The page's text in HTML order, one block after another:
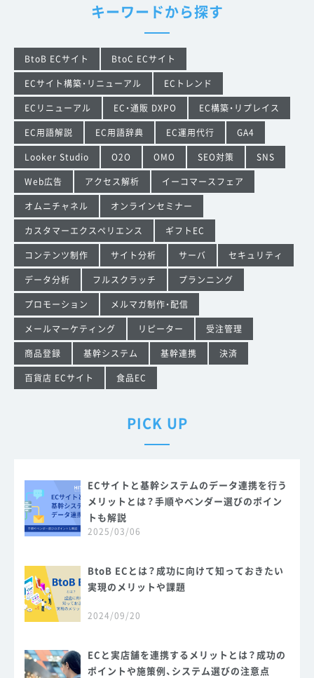
キーワードから探す
BtoB ECサイト
BtoC ECサイト
ECサイト構築・リニューアル
ECトレンド
ECリニューアル
EC・通販 DXPO
EC構築・リプレイス
EC用語解説
EC用語辞典 EC運用代行
GA4
Looker Studio
O2O OMO SEO対策
SNS
Web広告
アクセス解析
イーコマースフェア
オムニチャネル
オンラインセミナー
カスタマーエクスペリエンス
ギフトEC
コンテンツ制作
サイト分析 サーバ
セキュリティ
データ分析
フルスクラッチ
プランニング
プロモーション
メルマガ制作・配信
メールマーケティング
リピーター
受注管理
商品登録
基幹システム 基幹連携
決済
百貨店 ECサイト
食品EC
PICK UP
ECサイトと基幹システムのデータ連携を行う
メリットとは？手順やベンダー選びのポイン
トも解説
2025/03/06
BtoB ECとは？成功に向けて知っておきたい
実現のメリットや課題
2024/09/20
ECと実店舗を連携するメリットとは？成功の
ポイントや施策例、システム選びの注意点